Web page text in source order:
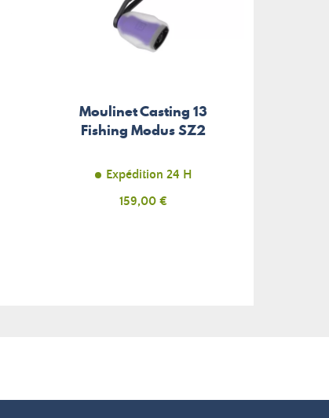
Moulinet Casting 13
Fishing Modus SZ2
Expédition 24 H
Prix
159,00 €